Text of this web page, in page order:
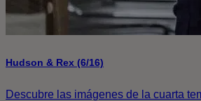
Hudson & Rex (6/16)
Descubre las imágenes de la cuarta